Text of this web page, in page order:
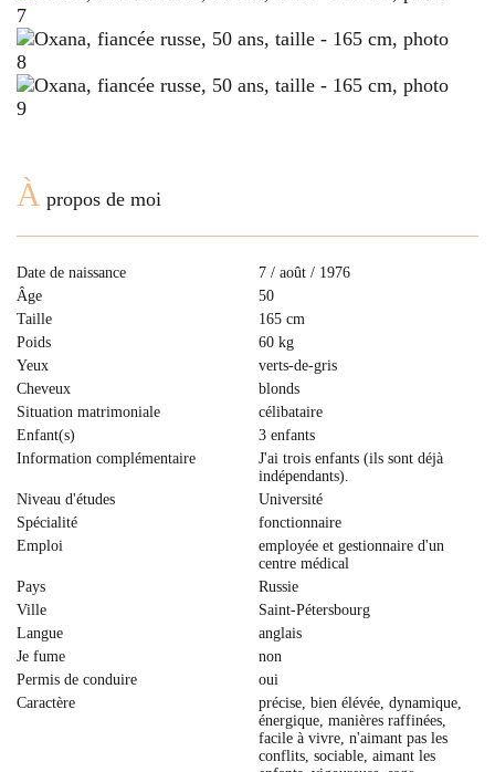
À propos de moi
Date de naissance
7 / août / 1976
Âge
50
Taille
165 cm
Poids
60 kg
Yeux
verts-de-gris
Cheveux
blonds
Situation matrimoniale
célibataire
Enfant(s)
3 enfants
Information complémentaire
J'ai trois enfants (ils sont déjà
indépendants).
Niveau d'études
Université
Spécialité
fonctionnaire
Emploi
employée et gestionnaire d'un
centre médical
Pays
Russie
Ville
Saint-Pétersbourg
Langue
anglais
Je fume
non
Permis de conduire
oui
Caractère
précise, bien élévée, dynamique,
énergique, manières raffinées,
facile à vivre, n'aimant pas les
conflits, sociable, aimant les